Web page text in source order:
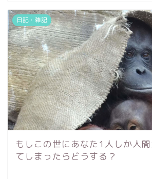
日記・雑記
もしこの世にあなた1人しか人
てしまったらどうする？